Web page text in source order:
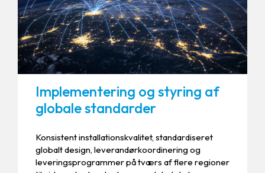
Implementering og styring af
globale standarder
Konsistent installationskvalitet, standardiseret
globalt design, leverandørkoordinering og
leveringsprogrammer på tværs af flere regioner